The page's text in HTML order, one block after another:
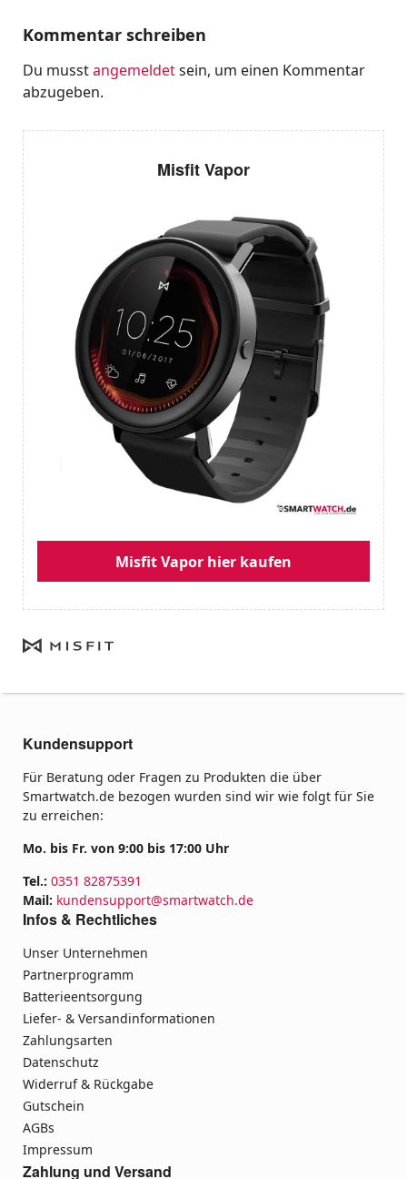
Kommentar schreiben
Du musstangemeldetsein, um einen Kommentar
abzugeben.
Misfit Vapor
Misfit Vapor hier kaufen
Kundensupport
Für Beratung oder Fragen zu Produkten die über
Smartwatch.de bezogen wurden sind wir wie folgt für Sie
zu erreichen:
Mo. bis Fr. von 9:00 bis 17:00 Uhr
Tel.: 0351 82875391
Mail: kundensupport@smartwatch.de
Infos & Rechtliches
Unser Unternehmen
Partnerprogramm
Batterieentsorgung
Liefer- & Versandinformationen
Zahlungsarten
Datenschutz
Widerruf & Rückgabe
Gutschein
AGBs
Impressum
Zahlung und Versand